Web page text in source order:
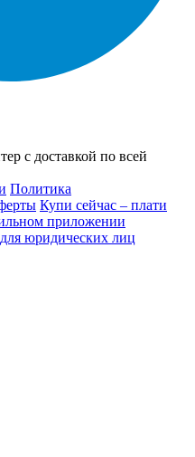
с доставкой по всей
Политика
Купи сейчас – плати
приложении
юридических лиц